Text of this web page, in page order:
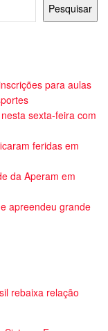
Pesquisar
para aulas
sexta-feira com
feridas em
da Aperam em
apreendeu grande
rebaixa relação